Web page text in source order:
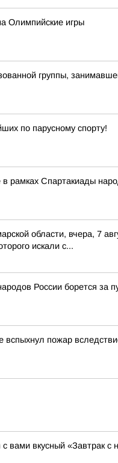
Олимпийские игры
группы,
по парусному спорту!
в рамках Спартакиады
области, вчера, 7
искали с...
России борется за
вспыхнул пожар
вами вкусный «Завтрак с